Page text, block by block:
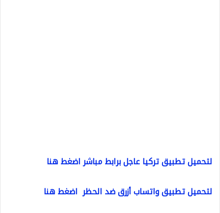
لتحميل تطبيق تركيا عاجل برابط مباشر اضغط هنا
لتحميل تطبيق واتساب أزرق ضد الحظر اضغط هنا